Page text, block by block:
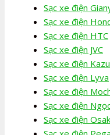
Sạc xe điện
Sạc xe điện
Sạc xe điện HTC
Sạc xe điện JVC
Sạc xe điện
Sạc xe điện Lyva
Sạc xe điện
Sạc xe điện
Sạc xe điện